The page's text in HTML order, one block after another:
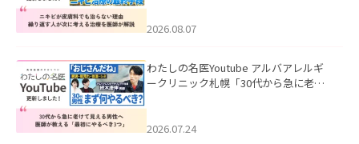
ました。
2026.08.07
わたしの名医Youtube アルバアレルギ
ークリニック札幌「30代から急に老け
た。
2026.07.24